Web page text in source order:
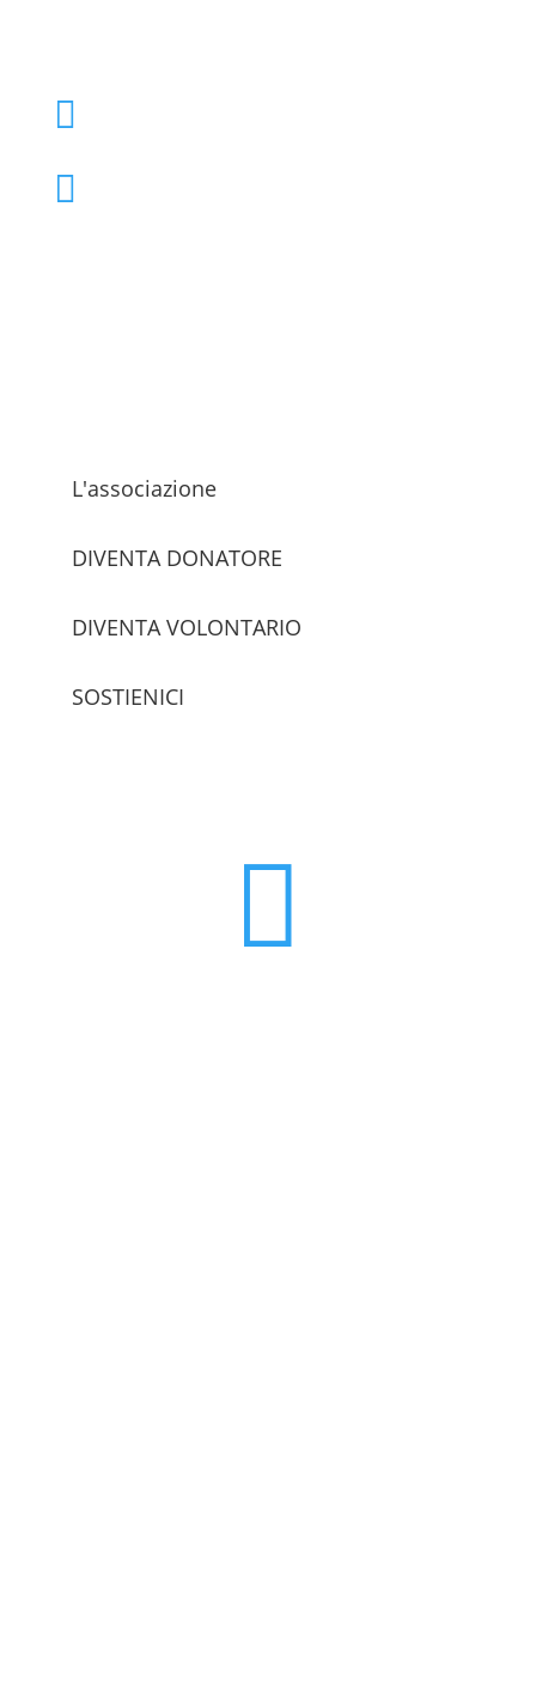


L'associazione
DIVENTA DONATORE
DIVENTA VOLONTARIO
SOSTIENICI
